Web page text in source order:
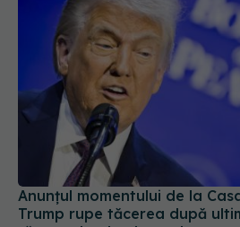
Anunțul momentului de la
Trump rupe tăcerea după